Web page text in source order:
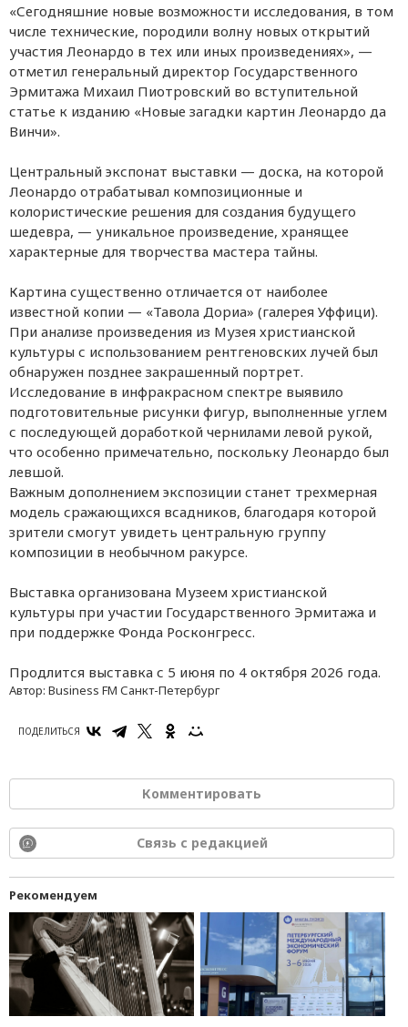
«Сегодняшние новые возможности исследования, в том
числе технические, породили волну новых открытий
участия Леонардо в тех или иных произведениях», —
отметил генеральный директор Государственного
Эрмитажа Михаил Пиотровский во вступительной
статье к изданию «Новые загадки картин Леонардо да
Винчи».
Центральный экспонат выставки — доска, на которой
Леонардо отрабатывал композиционные и
колористические решения для создания будущего
шедевра, — уникальное произведение, хранящее
характерные для творчества мастера тайны.
Картина существенно отличается от наиболее
известной копии — «Тавола Дориа» (галерея Уффици).
При анализе произведения из Музея христианской
культуры с использованием рентгеновских лучей был
обнаружен позднее закрашенный портрет.
Исследование в инфракрасном спектре выявило
подготовительные рисунки фигур, выполненные углем
с последующей доработкой чернилами левой рукой,
что особенно примечательно, поскольку Леонардо был
левшой.
Важным дополнением экспозиции станет трехмерная
модель сражающихся всадников, благодаря которой
зрители смогут увидеть центральную группу
композиции в необычном ракурсе.
Выставка организована Музеем христианской
культуры при участии Государственного Эрмитажа и
при поддержке Фонда Росконгресс.
Продлится выставка с 5 июня по 4 октября 2026 года.
Автор: Business FM Санкт-Петербург
ПОДЕЛИТЬСЯ
Комментировать
Связь с редакцией
Рекомендуем